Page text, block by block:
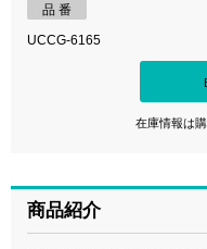
品 番
UCCG-6165
在庫情報は
商品紹介